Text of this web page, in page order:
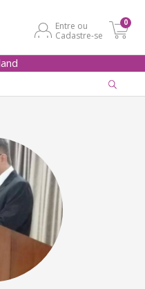
Entre ou
Cadastre-se
0